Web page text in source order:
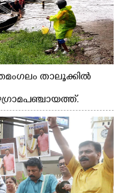
താലൂക്കിൽ
പഞ്ചായത്ത്.
കത്തിപ്പാറ,
മഞ്ചപ്പാറ എന്നീ ആറു
മാർഗമാണ് ഈ